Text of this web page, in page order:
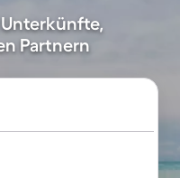
Partnern